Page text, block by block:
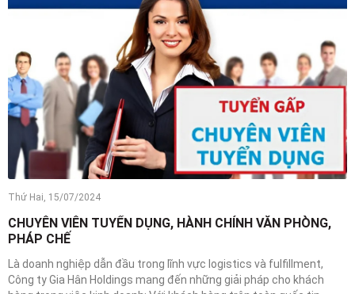
Thứ Hai, 15/07/2024
CHUYÊN VIÊN TUYỂN DỤNG, HÀNH CHÍNH VĂN PHÒNG,
PHÁP CHẾ
Là doanh nghiệp dẫn đầu trong lĩnh vực logistics và fulfillment,
Công ty Gia Hân Holdings mang đến những giải pháp cho khách